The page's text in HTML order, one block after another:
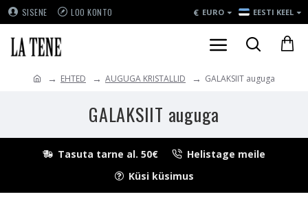
SISENE LOO KONTO € EURO EESTI KEEL
EHTED AUGUGA KRISTALLID GALAKSIIT auguga
GALAKSIIT auguga
Tasuta tarne al. 50€
Helistage meile
Küsi küsimus